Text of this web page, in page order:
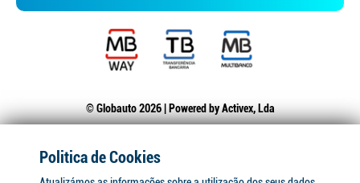
© Globauto 2026 | Powered byActivex, Lda
Politica de Cookies